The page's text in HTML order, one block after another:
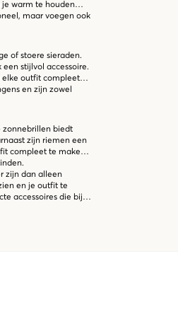
je warm te houden
maar voegen ook
of stoere sieraden.
stijlvol accessoire.
elke outfit compleet
en zijn zowel
zonnebrillen biedt
zijn riemen een
compleet te maken.
zijn dan alleen
en je outfit te
accessoires die bij